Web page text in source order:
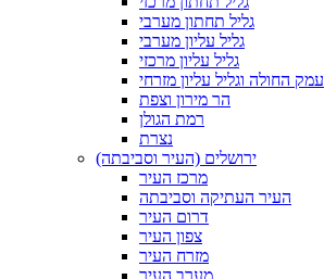
גליל תחתון מערבי
גליל עליון מערבי
גליל עליון מרכזי
עמק החולה וגליל עליון מזרחי
הר מירון וצפת
רמת הגולן
נצרת
ירושלים (העיר וסביבתה)
מרכז העיר
העיר העתיקה וסביבתה
דרום העיר
צפון העיר
מזרח העיר
מערב העיר